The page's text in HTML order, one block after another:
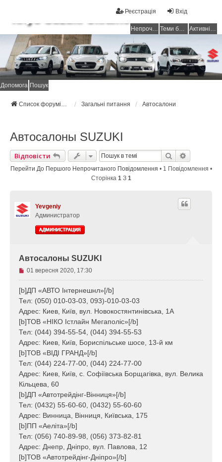
Вхід
Реєстрація
Непрочитані повідомлення Теми без відповідей Активні теми
Клуб Suzuki Ukraine
Допомога Пошук
Список форумів Suzuki Ukraine Загальні питання Автосалони
Автосалоны SUZUKI
Відповісти Пошук
Перейти До Першого Непрочитаного Повідомлення • 1 Повідомлення •
Сторінка 1З 1
Yevgeniy
Администратор
Автосалоны SUZUKI
Н
е
п
р
о
ч
и
т
а
н
е
п
о
в
і
д
м
л
е
н
н
01 вересня 2020, 17:30
[b]ДП «АВТО Інтернешнл»[/b]
Тел: (050) 010-03-03, 093)-010-03-03
Адрес: Киев, Київ, вул. Новокостянтинівська, 1A
[b]ТОВ «НІКО Істлайн Мегаполіс»[/b]
Тел: (044) 394-55-54, (044) 394-55-53
Адрес: Киев, Київ, Бориспільське шосе, 13-й км
[b]ТОВ «ВІДІ ГРАНД»[/b]
Тел: (044) 224-77-00, (044) 224-77-00
Адрес: Киев, Київ, с. Софіївська Борщагівка, вул. Велика
Кільцева, 60
[b]ДП «Автотрейдінг-Вінниця»[/b]
Тел: (0432) 55-60-60, (0432) 55-60-60
Адрес: Винница, Вінниця, Київська, 175
[b]ПП «Аеліта»[/b]
Тел: (056) 740-89-98, (056) 373-82-81
Адрес: Днепр, Дніпро, вул. Павлова, 12
[b]ТОВ «Автотрейдінг-Дніпро»[/b]